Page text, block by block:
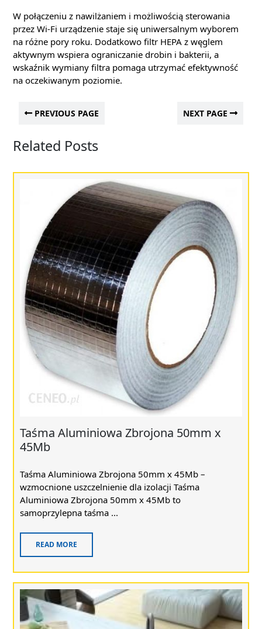
W połączeniu z nawilżaniem i możliwością sterowania
przez Wi‑Fi urządzenie staje się uniwersalnym wyborem
na różne pory roku. Dodatkowo filtr HEPA z węglem
aktywnym wspiera ograniczanie drobin i bakterii, a
wskaźnik wymiany filtra pomaga utrzymać efektywność
na oczekiwanym poziomie.
PREVIOUS PAGE NEXT PAGE
Related Posts
Taśma Aluminiowa Zbrojona 50mm x
45Mb
Taśma Aluminiowa Zbrojona 50mm x 45Mb –
wzmocnione uszczelnienie dla izolacji Taśma
Aluminiowa Zbrojona 50mm x 45Mb to
samoprzylepna taśma ...
READ MORE